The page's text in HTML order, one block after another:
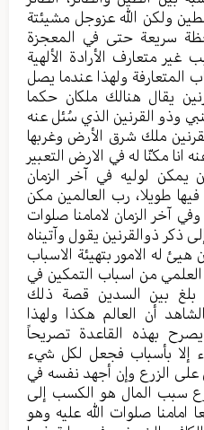
ولکن الله عزوجل مشیئتة
سریعة حتی في المعجزة
متعارف الأرادة الألهیة
المتعارفة ولهذا عندما یصل
یقال هنالك ملکان حکما
وذو القرنین الذي سُئل عنه
ملك شرق الأرض وغربها
انا مکنّا له في الارض التعبیر
یمکن لولیه في آخر الزمان
طویلا، رب العالمین مکن
آخر الزمان لامامنا صلوات
ذکر ذوالقرنین یقول وآتیناه
له الامور بتهیئة الاسباب
العلمي من اسباب التمکین في
بلغ بین السدین قصة ذلك
أن العالم هکذا ولهذا
یصرح بهذه القاعدة تصریحاً
إلا بأسباب فجعل لکل شيء
علی الزرع وإن أجهد نفسه في
سبب المال هو الکسب إلی
صلوات الله علیه وهو